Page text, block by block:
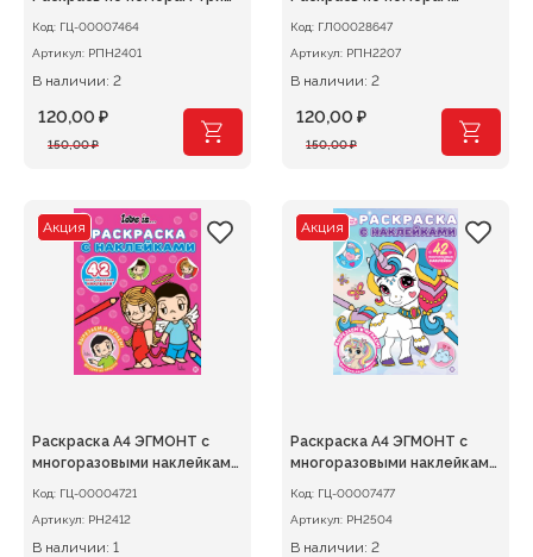
Код: ГЦ-00007464
Артикул: РПН2401
В наличии: 2
150,00₽
Первоначальная
150,00 ₽.
120,00 ₽
Текущая
Щенячий патруль
Код: ГЛ00028647
Артикул: РПН2207
В наличии: 2
150,00₽
Первоначальная
150,00 ₽.
120,00 ₽
Текущая
Акция
Раскраска А4 ЭГМОНТ с
многоразовыми наклейками
Код: ГЦ-00004721
Артикул: РН2412
В наличии: 1
Акция
Раскраска А4 ЭГМОНТ с
многоразовыми наклейками
Код: ГЦ-00007477
Артикул: РН2504
В наличии: 2